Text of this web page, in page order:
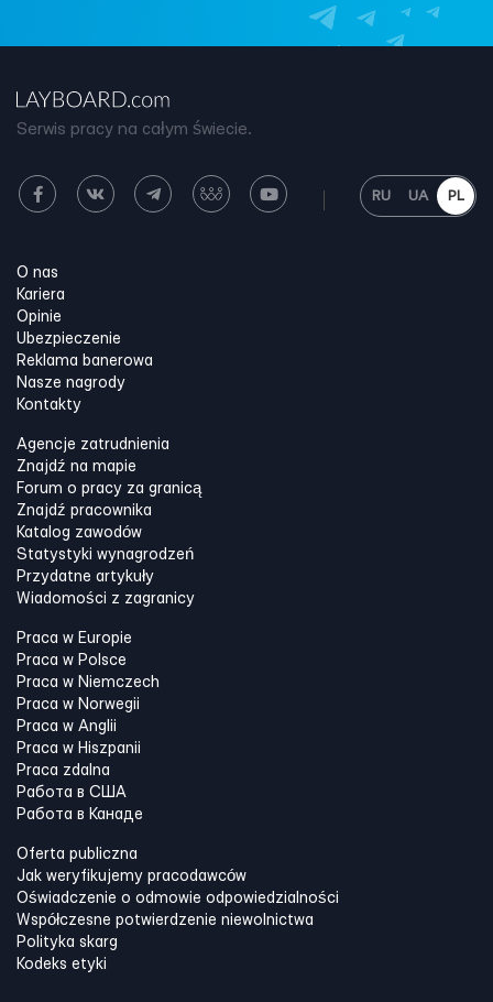
Serwis pracy na całym świecie.
RU UA PL
O nas
Kariera
Opinie
Ubezpieczenie
Reklama banerowa
Nasze nagrody
Kontakty
Agencje zatrudnienia
Znajdź na mapie
Forum o pracy za granicą
Znajdź pracownika
Katalog zawodów
Statystyki wynagrodzeń
Przydatne artykuły
Wiadomości z zagranicy
Praca w Europie
Praca w Polsce
Praca w Niemczech
Praca w Norwegii
Praca w Anglii
Praca w Hiszpanii
Praca zdalna
Работа в США
Работа в Канадe
Oferta publiczna
Jak weryfikujemy pracodawców
Oświadczenie o odmowie odpowiedzialności
Współczesne potwierdzenie niewolnictwa
Polityka skarg
Kodeks etyki